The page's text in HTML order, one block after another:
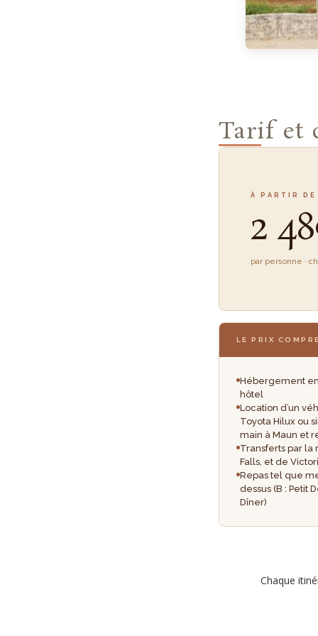
Tarif et
À PARTIR DE
2
par personne ·
LE PRIX
Hébergement
hôtel
Location d’un
Toyota Hilux ou
main à Maun et
Transferts par la
Falls, et de
Repas tel que
dessus (B : Petit
Dîner)
Chaque